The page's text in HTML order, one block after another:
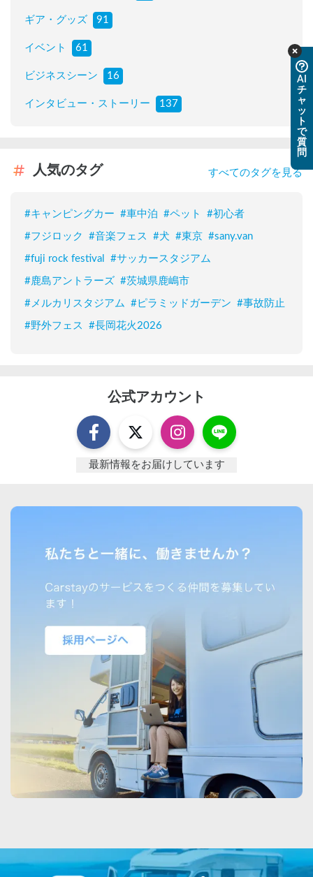
ギア・グッズ 91
イベント 61
ビジネスシーン 16
インタビュー・ストーリー 137
人気のタグ すべてのタグを見る
#キャンピングカー #車中泊 #ペット #初心者
#フジロック #音楽フェス #犬 #東京 #sany.van
#fuji rock festival #サッカースタジアム
#鹿島アントラーズ #茨城県鹿嶋市
#メルカリスタジアム #ピラミッドガーデン #事故防止
#野外フェス #長岡花火2026
公式アカウント
最新情報をお届けしています
AI
チ
ャ
ッ
ト
で
質
問